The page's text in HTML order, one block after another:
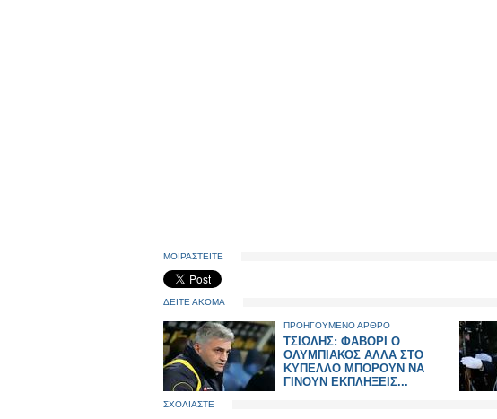
ΜΟΙΡΑΣΤΕΙΤΕ
ΔΕΙΤΕ ΑΚΟΜΑ
ΠΡΟΗΓΟΥΜΕΝΟ ΑΡΘΡΟ
ΤΣΙΩΛΗΣ: ΦΑΒΟΡΙ Ο
ΟΛΥΜΠΙΑΚΟΣ ΑΛΛΑ ΣΤΟ
ΚΥΠΕΛΛΟ ΜΠΟΡΟΥΝ ΝΑ
ΓΙΝΟΥΝ ΕΚΠΛΗΞΕΙΣ...
ΣΧΟΛΙΑΣΤΕ